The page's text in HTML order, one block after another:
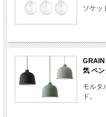
ソケッ
GRAIN
気 ペン
モルタ
ド。